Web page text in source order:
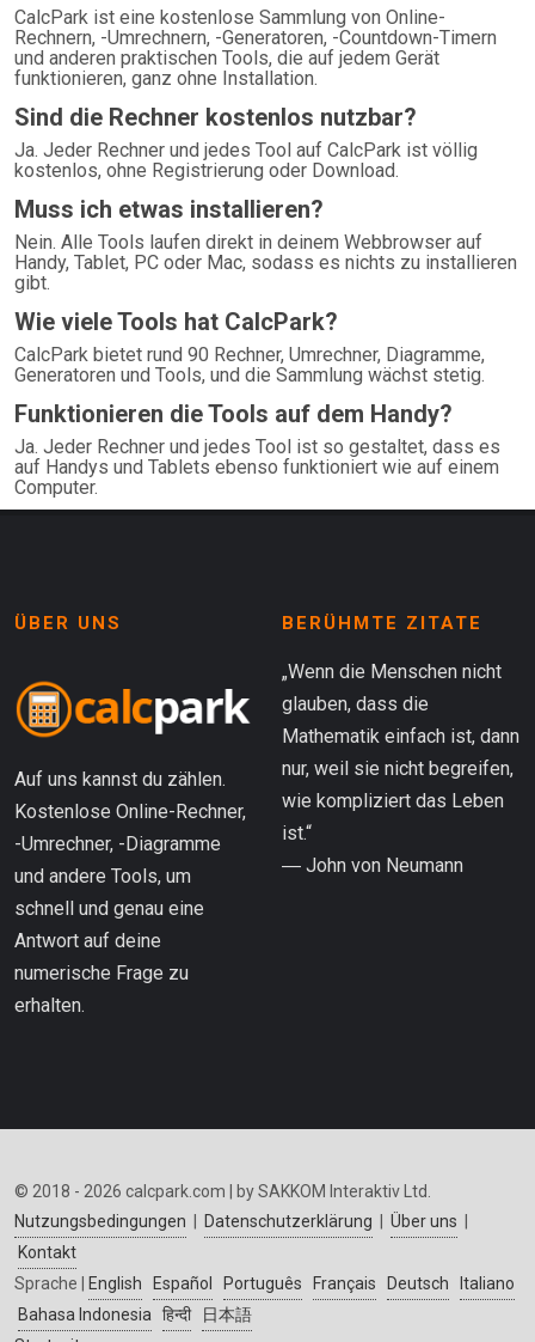
CalcPark ist eine kostenlose Sammlung von Online-
Rechnern, -Umrechnern, -Generatoren, -Countdown-Timern
und anderen praktischen Tools, die auf jedem Gerät
funktionieren, ganz ohne Installation.
Sind die Rechner kostenlos nutzbar?
Ja. Jeder Rechner und jedes Tool auf CalcPark ist völlig
kostenlos, ohne Registrierung oder Download.
Muss ich etwas installieren?
Nein. Alle Tools laufen direkt in deinem Webbrowser auf
Handy, Tablet, PC oder Mac, sodass es nichts zu installieren
gibt.
Wie viele Tools hat CalcPark?
CalcPark bietet rund 90 Rechner, Umrechner, Diagramme,
Generatoren und Tools, und die Sammlung wächst stetig.
Funktionieren die Tools auf dem Handy?
Ja. Jeder Rechner und jedes Tool ist so gestaltet, dass es
auf Handys und Tablets ebenso funktioniert wie auf einem
Computer.
ÜBER UNS
Auf uns kannst du zählen.
Kostenlose Online-Rechner,
-Umrechner, -Diagramme
und andere Tools, um
schnell und genau eine
Antwort auf deine
numerische Frage zu
erhalten.
BERÜHMTE ZITATE
„Wenn die Menschen nicht
glauben, dass die
Mathematik einfach ist, dann
nur, weil sie nicht begreifen,
wie kompliziert das Leben
ist.“
― John von Neumann
© 2018 - 2026 calcpark.com | by SAKKOM Interaktiv Ltd.
Nutzungsbedingungen
Datenschutzerklärung Über uns
Kontakt
Sprache |
English Español Português Français Deutsch
Italiano
Bahasa Indonesia
हिन्दी
日本語